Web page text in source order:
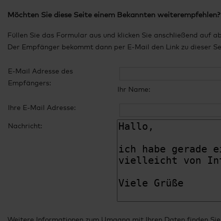
Möchten Sie diese Seite einem Bekannten weiterempfehlen?
Füllen Sie das Formular aus und klicken Sie anschließend auf
Der Empfänger bekommt dann per E-Mail den Link zu dieser
E-Mail Adresse des
Empfängers:
Ihr Name:
Ihre E-Mail Adresse:
Nachricht:
Weitere Informationen zum Umgang mit Ihren Daten finden